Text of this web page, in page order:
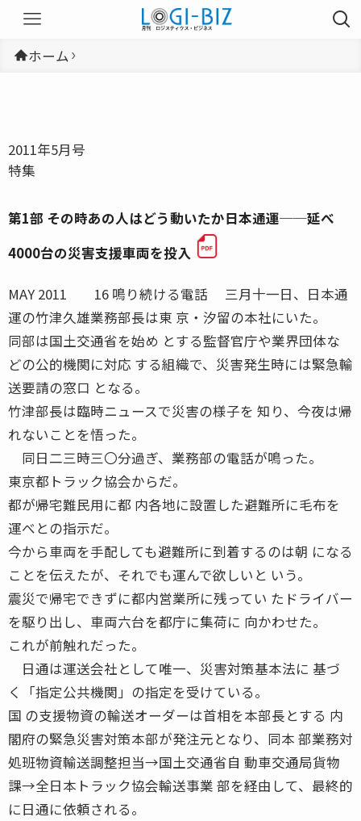
ホーム
2011年5月号
特集
第1部 その時あの人はどう動いたか日本通運──延べ
4000台の災害支援車両を投入
MAY 2011 16 鳴り続ける電話 三月十一日、日本通
運の竹津久雄業務部長は東 京・汐留の本社にいた。
同部は国土交通省を始め とする監督官庁や業界団体な
どの公的機関に対応 する組織で、災害発生時には緊急輸
送要請の窓口 となる。
竹津部長は臨時ニュースで災害の様子を 知り、今夜は帰
れないことを悟った。
同日二三時三〇分過ぎ、業務部の電話が鳴った。
東京都トラック協会からだ。
都が帰宅難民用に都 内各地に設置した避難所に毛布を
運べとの指示だ。
今から車両を手配しても避難所に到着するのは朝 になる
ことを伝えたが、それでも運んで欲しいと いう。
震災で帰宅できずに都内営業所に残ってい たドライバー
を駆り出し、車両六台を都庁に集荷に 向かわせた。
これが前触れだった。
日通は運送会社として唯一、災害対策基本法に 基づ
く「指定公共機関」の指定を受けている。
国 の支援物資の輸送オーダーは首相を本部長とする 内
閣府の緊急災害対策本部が発注元となり、同本 部業務対
処班物資輸送調整担当→国土交通省自 動車交通局貨物
課→全日本トラック協会輸送事業 部を経由して、最終的
に日通に依頼される。